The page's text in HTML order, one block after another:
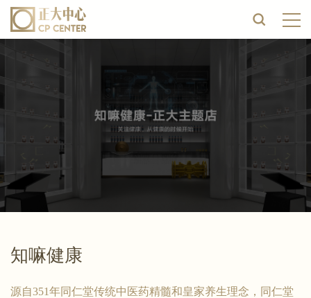
知嘛健康
源自351年同仁堂传统中医药精髓和皇家养生理念，同仁堂